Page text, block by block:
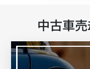
中古車